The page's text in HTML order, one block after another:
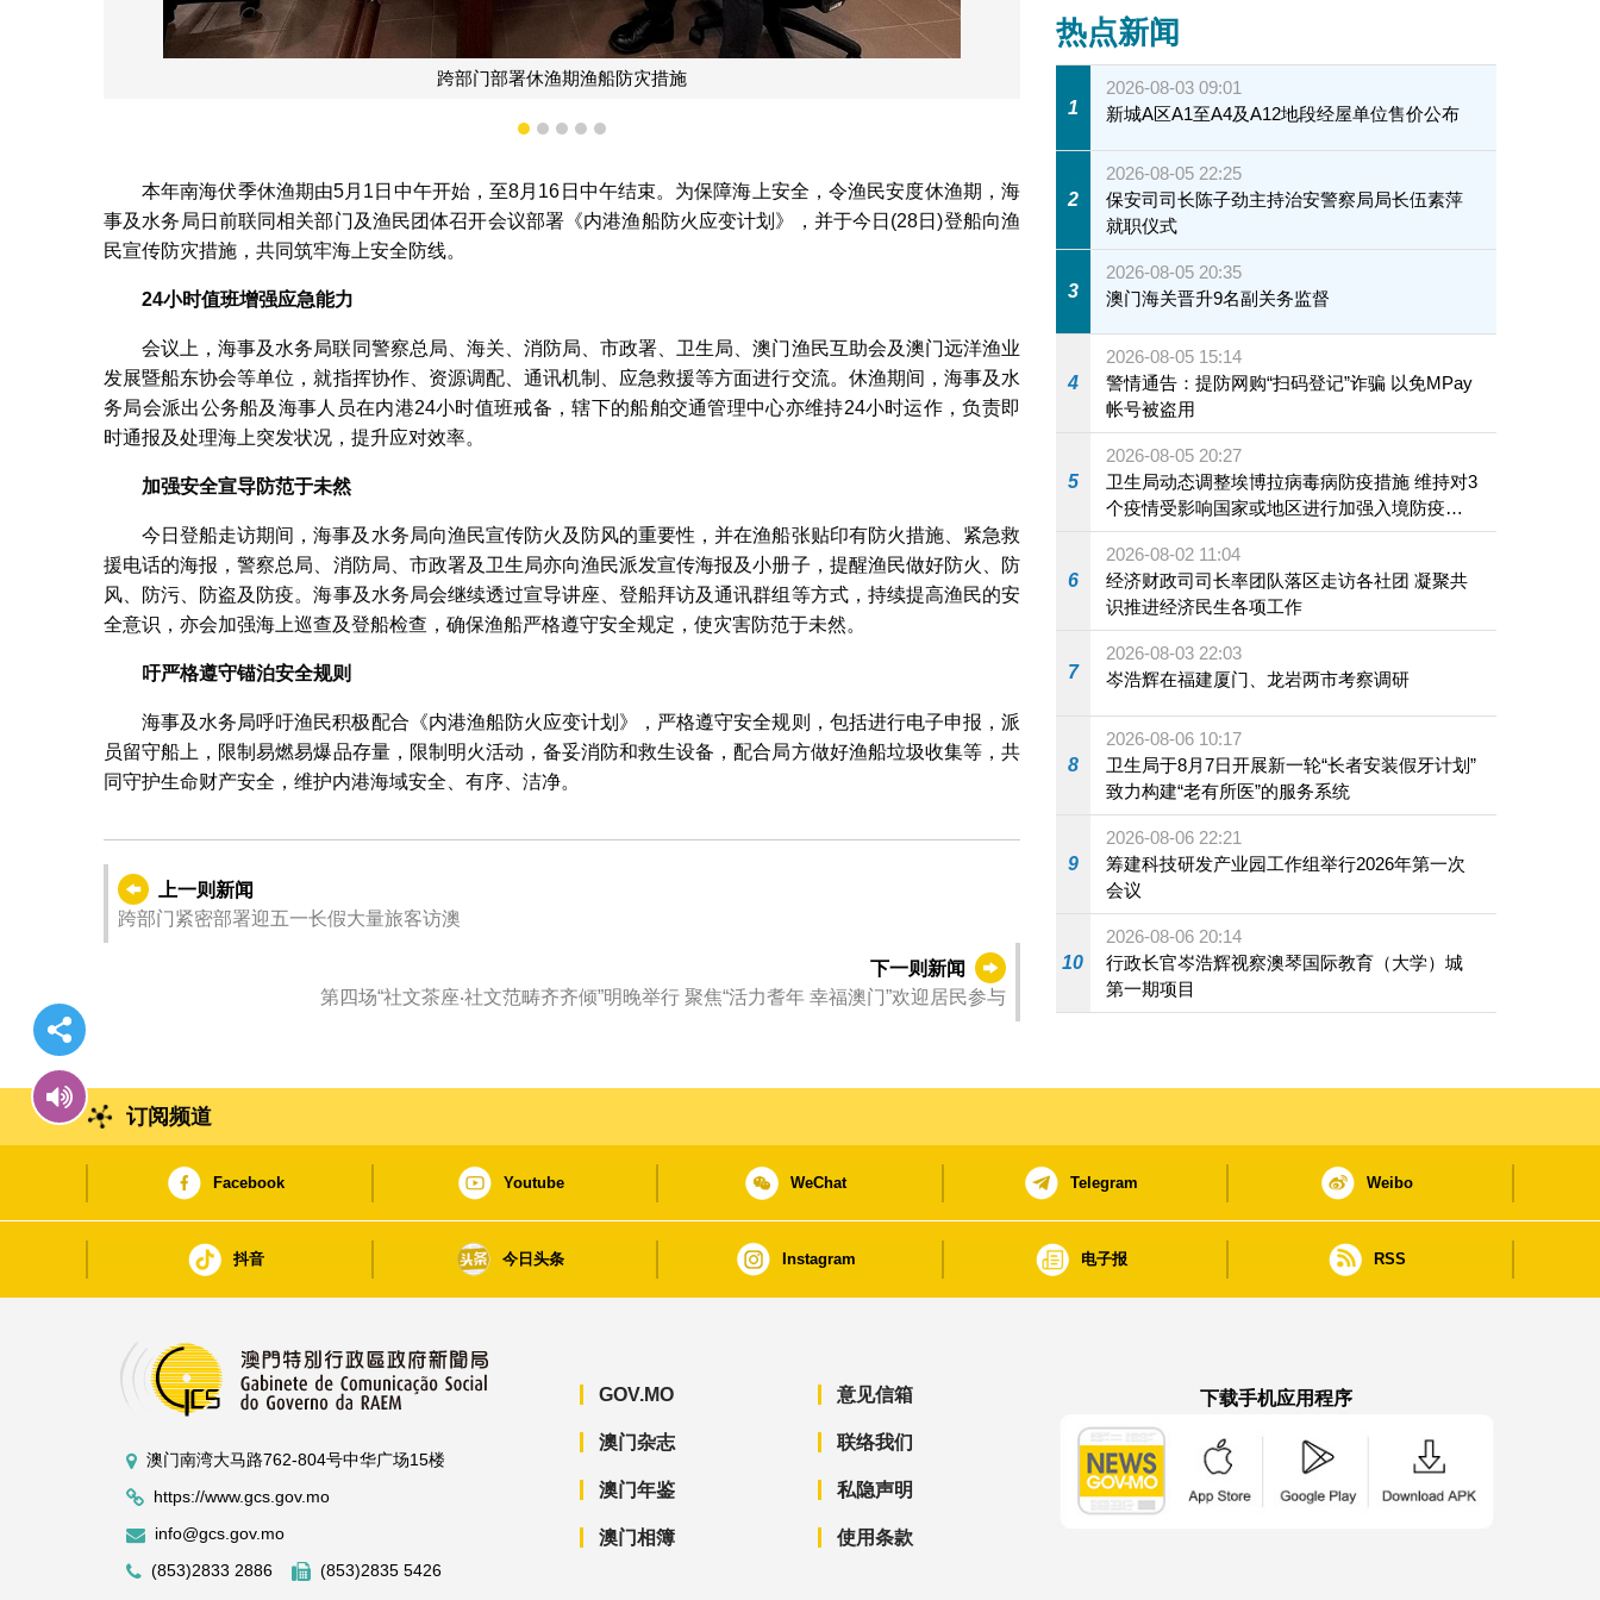
登船拜访渔民宣导休渔期防灾措施
1 2 3 4 5
本年南海伏季休渔期由5月1日中午开始，至8月16日中午结束。为保障海上安全，令渔民安度休渔期，海
事及水务局日前联同相关部门及渔民团体召开会议部署《内港渔船防火应变计划》，并于今日(28日)登船向渔
民宣传防灾措施，共同筑牢海上安全防线。
24小时值班增强应急能力
​会议上，海事及水务局联同警察总局、海关、消防局、市政署、卫生局、澳门渔民互助会及澳门远洋渔业
发展暨船东协会等单位，就指挥协作、资源调配、通讯机制、应急救援等方面进行交流。休渔期间，海事及水
务局会派出公务船及海事人员在内港24小时值班戒备，辖下的船舶交通管理中心亦维持24小时运作，负责即
时通报及处理海上突发状况，提升应对效率。
加强安全宣导防范于未然
今日登船走访期间，海事及水务局向渔民宣传防火及防风的重要性，并在渔船张贴印有防火措施、紧急救
援电话的海报，警察总局、消防局、市政署及卫生局亦向渔民派发宣传海报及小册子，提醒渔民做好防火、防
风、防污、防盗及防疫。海事及水务局会继续透过宣导讲座、登船拜访及通讯群组等方式，持续提高渔民的安
全意识，亦会加强海上巡查及登船检查，确保渔船严格遵守安全规定，使灾害防范于未然。
吁严格遵守锚泊安全规则
海事及水务局呼吁渔民积极配合《内港渔船防火应变计划》，严格遵守安全规则，包括进行电子申报，派
员留守船上，限制易燃易爆品存量，限制明火活动，备妥消防和救生设备，配合局方做好渔船垃圾收集等，共
同守护生命财产安全，维护内港海域安全、有序、洁净。
上一则新闻
跨部门紧密部署迎五一长假大量旅客访澳
下一则新闻
第四场“社文茶座‧社文范畴齐齐倾”明晚举行 聚焦“活力耆年 幸福澳门”欢迎居民参与
热点新闻
1
2026-08-03 09:01
新城A区A1至A4及A12地段经屋单位售价公布
2
2026-08-05 22:25
保安司司长陈子劲主持治安警察局局长伍素萍
就职仪式
3
2026-08-05 20:35
澳门海关晋升9名副关务监督
4
2026-08-05 15:14
警情通告：提防网购“扫码登记”诈骗 以免MPay
帐号被盗用
5
2026-08-05 20:27
卫生局动态调整埃博拉病毒病防疫措施 维持对3
个疫情受影响国家或地区进行加强入境防疫措
施
6
2026-08-02 11:04
经济财政司司长率团队落区走访各社团 凝聚共
识推进经济民生各项工作
7
2026-08-03 22:03
岑浩辉在福建厦门、龙岩两市考察调研
8
2026-08-06 10:17
卫生局于8月7日开展新一轮“长者安装假牙计划”
致力构建“老有所医”的服务系统
9
2026-08-06 22:21
筹建科技研发产业园工作组举行2026年第一次
会议
10
2026-08-06 20:14
行政长官岑浩辉视察澳琴国际教育（大学）城
第一期项目
订阅频道
Facebook Youtube WeChat Telegram Weibo
抖音 今日头条 Instagram 电子报 RSS
澳门南湾大马路762-804号中华广场15楼
https://www.gcs.gov.mo
info@gcs.gov.mo
(853)2833 2886
(853)2835 5426
GOV.MO
澳门杂志
澳门年鉴
澳门相簿
意见信箱
联络我们
私隐声明
使用条款
下载手机应用程序